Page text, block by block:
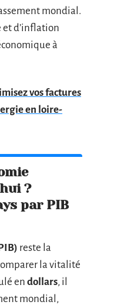
mondial.
et d’inflation
à
vos factures
en loire-
?
par PIB
reste la
la vitalité
en dollars, il
mondial,